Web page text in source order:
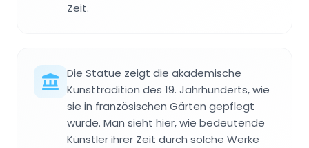
Zeit.
Die Statue zeigt die akademische
Kunsttradition des 19. Jahrhunderts, wie
sie in französischen Gärten gepflegt
wurde. Man sieht hier, wie bedeutende
Künstler ihrer Zeit durch solche Werke